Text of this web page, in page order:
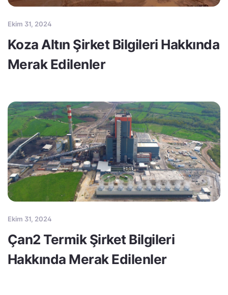
Ekim 31, 2024
Koza Altın Şirket Bilgileri Hakkında
Merak Edilenler
Ekim 31, 2024
Çan2 Termik Şirket Bilgileri
Hakkında Merak Edilenler